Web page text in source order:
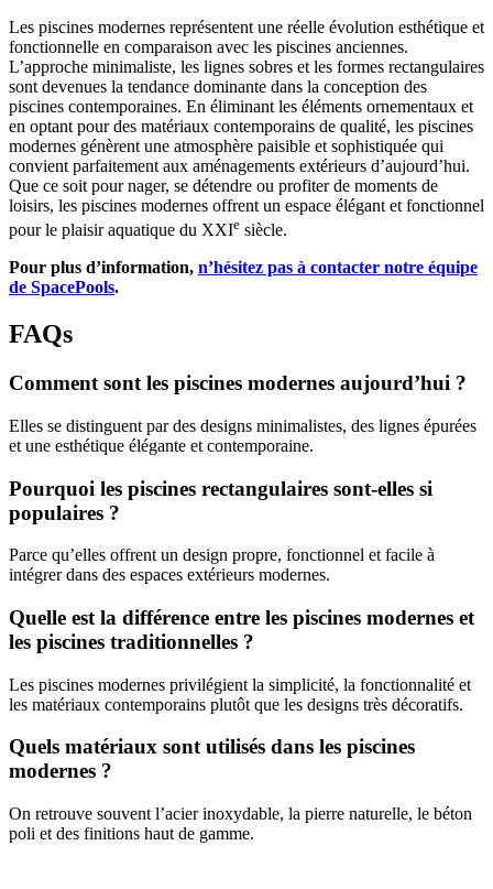
Les piscines modernes représentent une réelle évolution esthétique et
fonctionnelle en comparaison avec les piscines anciennes.
L’approche minimaliste, les lignes sobres et les formes rectangulaires
sont devenues la tendance dominante dans la conception des
piscines contemporaines. En éliminant les éléments ornementaux et
en optant pour des matériaux contemporains de qualité, les piscines
modernes génèrent une atmosphère paisible et sophistiquée qui
convient parfaitement aux aménagements extérieurs d’aujourd’hui.
Que ce soit pour nager, se détendre ou profiter de moments de
loisirs, les piscines modernes offrent un espace élégant et fonctionnel
pour le plaisir aquatique du XXIe siècle.
Pour plus d’information, n’hésitez pas à contacter notre équipe
de SpacePools.
FAQs
Comment sont les piscines modernes aujourd’hui ?
Elles se distinguent par des designs minimalistes, des lignes épurées
et une esthétique élégante et contemporaine.
Pourquoi les piscines rectangulaires sont-elles si
populaires ?
Parce qu’elles offrent un design propre, fonctionnel et facile à
intégrer dans des espaces extérieurs modernes.
Quelle est la différence entre les piscines modernes et
les piscines traditionnelles ?
Les piscines modernes privilégient la simplicité, la fonctionnalité et
les matériaux contemporains plutôt que les designs très décoratifs.
Quels matériaux sont utilisés dans les piscines
modernes ?
On retrouve souvent l’acier inoxydable, la pierre naturelle, le béton
poli et des finitions haut de gamme.